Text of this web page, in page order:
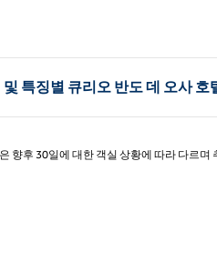
특징별 큐리오 반도 데 오사 호
향후 30일에 대한 객실 상황에 따라 다르며